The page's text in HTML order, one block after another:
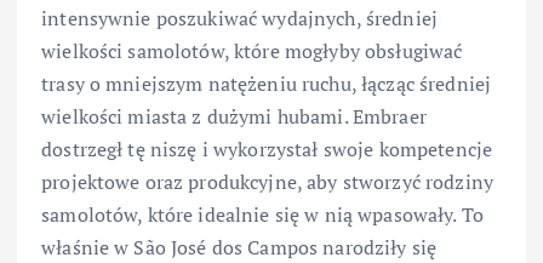
intensywnie poszukiwać wydajnych, średniej
wielkości samolotów, które mogłyby obsługiwać
trasy o mniejszym natężeniu ruchu, łącząc średniej
wielkości miasta z dużymi hubami. Embraer
dostrzegł tę niszę i wykorzystał swoje kompetencje
projektowe oraz produkcyjne, aby stworzyć rodziny
samolotów, które idealnie się w nią wpasowały. To
właśnie w São José dos Campos narodziły się